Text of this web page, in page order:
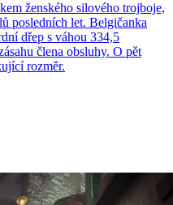
ženského silového trojboje,
posledních let. Belgičanka
dřep s váhou 334,5
člena obsluhy. O pět
rozměr.